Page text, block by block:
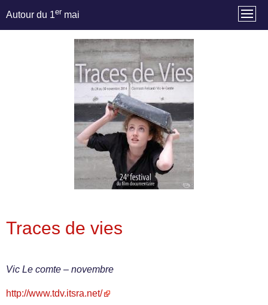
Autour du 1er mai
Traces de vies
Vic Le comte – novembre
http://www.tdv.itsra.net/